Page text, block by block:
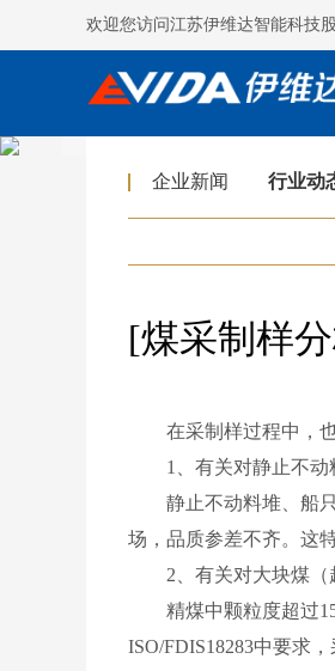
欢迎您访问江苏伊维达智能科技
企业新闻 行业动
[煤采制样
在采制样过程中，也
1、有关对静止不动
静止不动料堆、船只
场，品质参差不齐。这
2、有关对大块煤（超
精煤中颗粒度超过
ISO/FDIS18283中要求